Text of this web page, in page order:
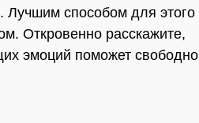
Лучшим способом для этого
Откровенно расскажите,
эмоций поможет свободно